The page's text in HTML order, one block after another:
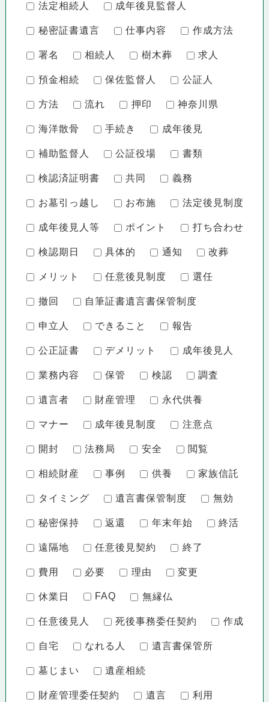
法定相続人 成年後見監督人
秘密証書遺言 仕事内容 作成方法
署名 相続人 樹木葬 求人
預金相続 保佐監督人 公証人
方法 流れ 押印 神奈川県
海洋散骨 手続き 成年後見
補助監督人 公証役場 書類
検認済証明書 共同 義務
お墓引っ越し お布施 法定後見制度
成年後見人等 ポイント 打ち合わせ
検認期日 具体的 通知 改葬
メリット 任意後見制度 選任
撤回 自筆証書遺言書保管制度
申立人 できること 報告
公正証書 デメリット 成年後見人
業務内容 保管 検認 調査
遺言者 財産管理 永代供養
マナー 成年後見制度 注意点
開封 法務局 安全 閲覧
相続財産 事例 供養 家族信託
タイミング 遺言書保管制度 無効
秘密保持 返還 年末年始 終活
遠隔地 任意後見契約 終了
費用 必要 理由 変更
休業日 FAQ 無縁仏
任意後見人 死後事務委任契約 作成
自宅 なれる人 遺言書保管所
墓じまい 遺産相続
財産管理委任契約 遺言 利用